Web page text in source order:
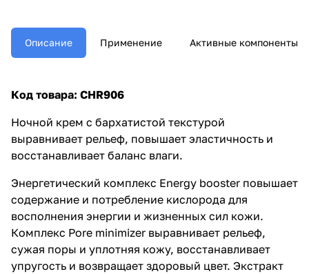
упругой. Масло купуасу –
превосходное смягчающее
средство, восстанавливает
кожу.
семян льна.
Описание Применение Активные компоненты
Код товара: CHR906
Ночной крем с бархатистой текстурой
выравнивает рельеф, повышает эластичность и
восстанавливает баланс влаги.
Энергетический комплекс Energy booster повышает
содержание и потребление кислорода для
восполнения энергии и жизненных сил кожи.
Комплекс Pore minimizer выравнивает рельеф,
сужая поры и уплотняя кожу, восстанавливает
упругость и возвращает здоровый цвет. Экстракт